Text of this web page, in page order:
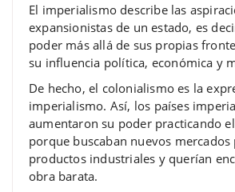
El imperialismo describe las
expansionistas de un estado, es
poder más allá de sus propias
su influencia política, económica y
De hecho, el colonialismo es la
imperialismo. Así, los países
aumentaron su poder practicando
porque buscaban nuevos mercados
productos industriales y querían
obra barata.